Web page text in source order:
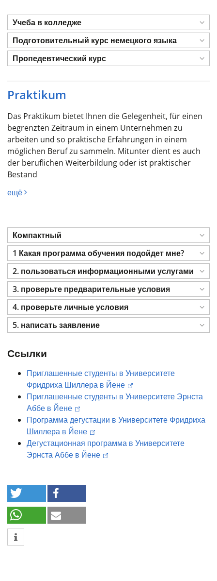
Учеба в колледже
Подготовительный курс немецкого языка
Пропедевтический курс
Praktikum
Das Praktikum bietet Ihnen die Gelegenheit, für einen
begrenzten Zeitraum in einem Unternehmen zu
arbeiten und so praktische Erfahrungen in einem
möglichen Beruf zu sammeln. Mitunter dient es auch
der beruflichen Weiterbildung oder ist praktischer
Bestand
ещё
Компактный
1 Какая программа обучения подойдет мне?
2. пользоваться информационными услугами
3. проверьте предварительные условия
4. проверьте личные условия
5. написать заявление
Ссылки
Приглашенные студенты в Университете
Фридриха Шиллера в Йене
Приглашенные студенты в Университете Эрнста
Аббе в Йене
Программа дегустации в Университете Фридриха
Шиллера в Йене
Дегустационная программа в Университете
Эрнста Аббе в Йене